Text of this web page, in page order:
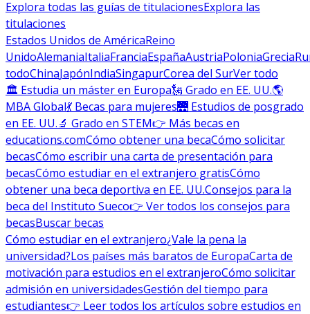
Explora todas las guías de titulacionesExplora las
titulaciones
Estados Unidos de AméricaReino
UnidoAlemaniaItaliaFranciaEspañaAustriaPoloniaGrecia
todoChinaJapónIndiaSingapurCorea del SurVer todo
🏛 Estudia un máster en Europa🗽 Grado en EE. UU.🌎
MBA Global💃 Becas para mujeres🌉 Estudios de posgrado
en EE. UU.🔬 Grado en STEM👉 Más becas en
educations.comCómo obtener una becaCómo solicitar
becasCómo escribir una carta de presentación para
becasCómo estudiar en el extranjero gratisCómo
obtener una beca deportiva en EE. UU.Consejos para la
beca del Instituto Sueco👉 Ver todos los consejos para
becasBuscar becas
Cómo estudiar en el extranjero¿Vale la pena la
universidad?Los países más baratos de EuropaCarta de
motivación para estudios en el extranjeroCómo solicitar
admisión en universidadesGestión del tiempo para
estudiantes👉 Leer todos los artículos sobre estudios en